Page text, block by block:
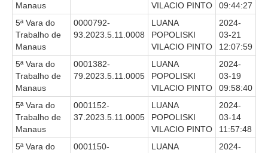
Manaus
VILACIO PINTO
09:44:27
5ª Vara do
Trabalho de
Manaus
0000792-
93.2023.5.11.0008
LUANA
POPOLISKI
VILACIO PINTO
2024-
03-21
12:07:59
5ª Vara do
Trabalho de
Manaus
0001382-
79.2023.5.11.0005
LUANA
POPOLISKI
VILACIO PINTO
2024-
03-19
09:58:40
5ª Vara do
Trabalho de
Manaus
0001152-
37.2023.5.11.0005
LUANA
POPOLISKI
VILACIO PINTO
2024-
03-14
11:57:48
5ª Vara do
0001150-
LUANA
2024-